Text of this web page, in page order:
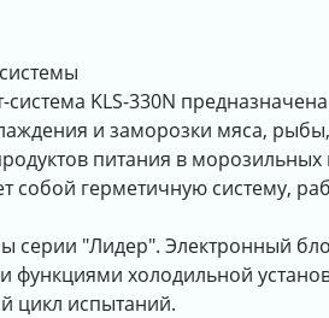
KLS-330N
и заморозки мяса, рыбы,
питания в морозильных
собой герметичную систему,
серии "Лидер". Электронный
функциями холодильной
цикл испытаний.